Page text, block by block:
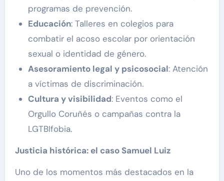
programas de prevención.
Educación: Talleres en colegios para
combatir el acoso escolar por orientación
sexual o identidad de género.
Asesoramiento legal y psicosocial: Atención
a víctimas de discriminación.
Cultura y visibilidad: Eventos como el
Orgullo Coruñés o campañas contra la
LGTBIfobia.
Justicia histórica: el caso Samuel Luiz
Uno de los momentos más destacados en la